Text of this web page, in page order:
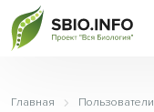
Главная Пользователи